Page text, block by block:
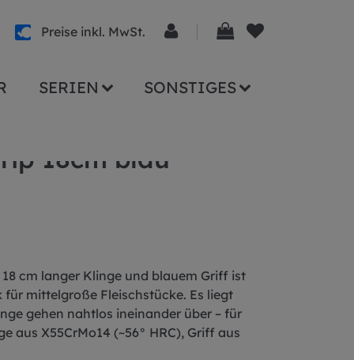
Preise inkl. MwSt.
SERIEN SONSTIGES
18cm blau
cm langer Klinge und blauem Griff ist
mittelgroße Fleischstücke. Es liegt
gehen nahtlos ineinander über – für
aus X55CrMo14 (~56° HRC), Griff aus